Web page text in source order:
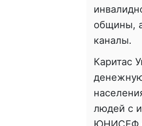
общины,
каналы.
Каритас
людей с